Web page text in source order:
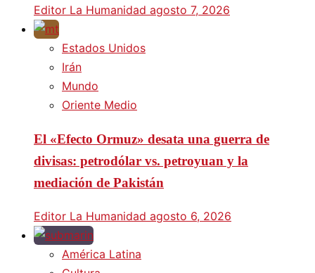
Editor La Humanidad agosto 7, 2026
Estados Unidos
Irán
Mundo
Oriente Medio
El «Efecto Ormuz» desata una guerra de
divisas: petrodólar vs. petroyuan y la
mediación de Pakistán
Editor La Humanidad agosto 6, 2026
América Latina